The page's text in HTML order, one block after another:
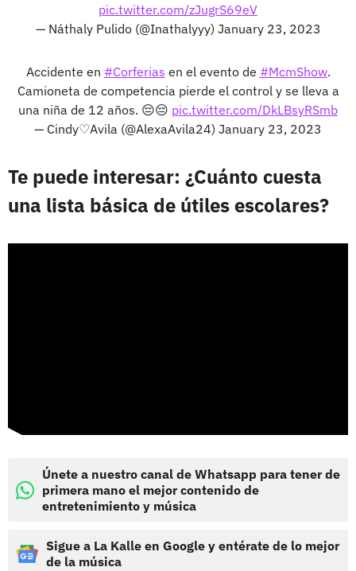
pic.twitter.com/zJugrS69eV
— Náthaly Pulido (@Inathalyyy) January 23, 2023
Accidente en #Corferias en el evento de #McmShow.
Camioneta de competencia pierde el control y se lleva a
una niña de 12 años. 😔😔 pic.twitter.com/DkLBsyRSmb
— Cindy♡Avila (@AlexaAvila24) January 23, 2023
Te puede interesar: ¿Cuánto cuesta
una lista básica de útiles escolares?
Únete a nuestro canal de Whatsapp para tener de
primera mano el mejor contenido de
entretenimiento y música
Sigue a La Kalle en Google y entérate de lo mejor
de la música